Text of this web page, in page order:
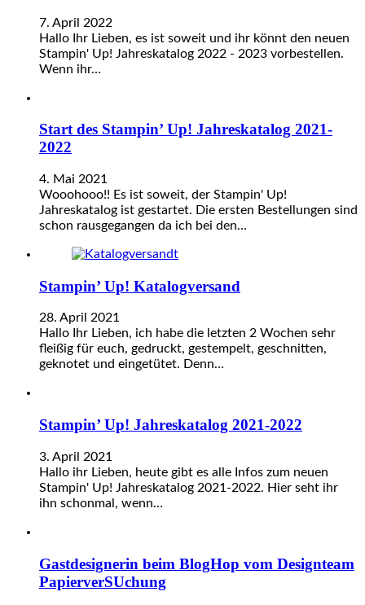
7. April 2022
Hallo Ihr Lieben, es ist soweit und ihr könnt den neuen
Stampin' Up! Jahreskatalog 2022 - 2023 vorbestellen.
Wenn ihr…
Start des Stampin’ Up! Jahreskatalog 2021-
2022
4. Mai 2021
Wooohooo!! Es ist soweit, der Stampin' Up!
Jahreskatalog ist gestartet. Die ersten Bestellungen sind
schon rausgegangen da ich bei den…
Stampin’ Up! Katalogversand
28. April 2021
Hallo Ihr Lieben, ich habe die letzten 2 Wochen sehr
fleißig für euch, gedruckt, gestempelt, geschnitten,
geknotet und eingetütet. Denn…
Stampin’ Up! Jahreskatalog 2021-2022
3. April 2021
Hallo ihr Lieben, heute gibt es alle Infos zum neuen
Stampin' Up! Jahreskatalog 2021-2022. Hier seht ihr
ihn schonmal, wenn…
Gastdesignerin beim BlogHop vom Designteam
PapierverSUchung